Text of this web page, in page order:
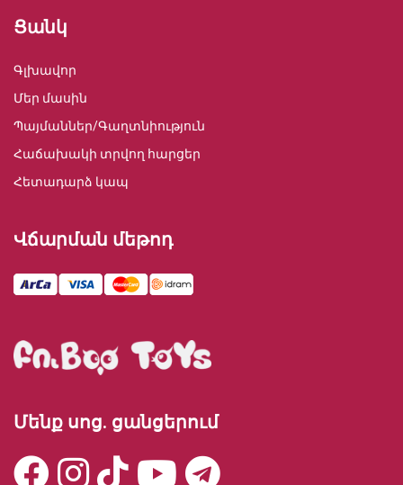
Ցանկ
Գլխավոր
Մեր մասին
Պայմաններ/Գաղտնիություն
Հաճախակի տրվող հարցեր
Հետադարձ կապ
Վճարման մեթոդ
Մենք սոց. ցանցերում